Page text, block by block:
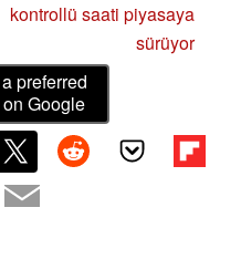
kontrollü saati piyasaya
sürüyor
preferred
Google